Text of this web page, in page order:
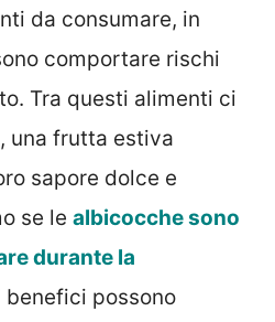
da consumare, in
comportare rischi
Tra questi alimenti ci
una frutta estiva
sapore dolce e
se le albicocche sono
durante la
benefici possono